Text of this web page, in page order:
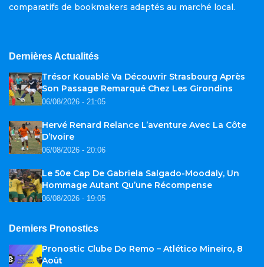
comparatifs de bookmakers adaptés au marché local.
Dernières Actualités
Trésor Kouablé Va Découvrir Strasbourg Après
Son Passage Remarqué Chez Les Girondins
06/08/2026 - 21:05
Hervé Renard Relance L’aventure Avec La Côte
D’Ivoire
06/08/2026 - 20:06
Le 50e Cap De Gabriela Salgado-Moodaly, Un
Hommage Autant Qu’une Récompense
06/08/2026 - 19:05
Derniers Pronostics
Pronostic Clube Do Remo – Atlético Mineiro, 8
Août